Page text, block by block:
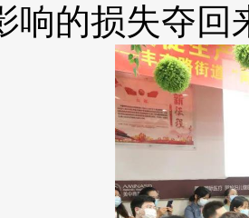
响的损失夺回